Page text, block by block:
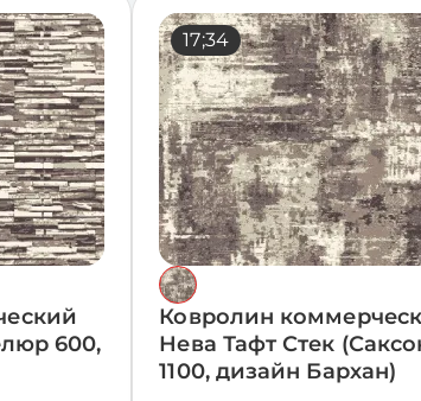
600,
17;34
Ковролин
Нева Тафт Стек
1100, дизайн Бархан)